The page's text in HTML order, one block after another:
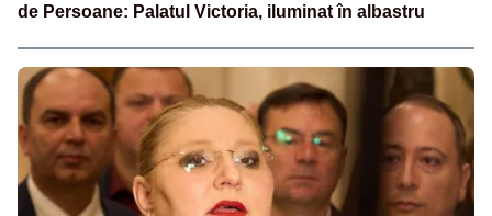
de Persoane: Palatul Victoria, iluminat în albastru